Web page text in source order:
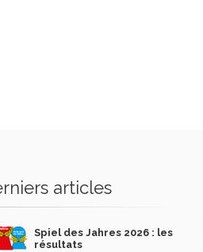
articles
Spiel des Jahres 2026 : les
résultats